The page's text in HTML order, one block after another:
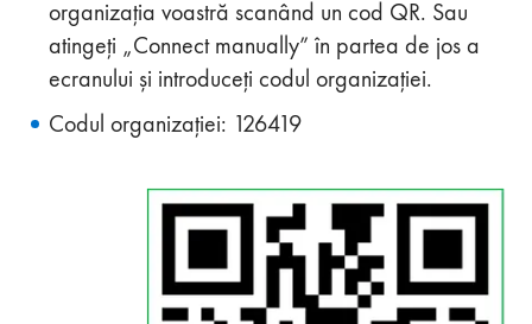
organizația voastră scanând un cod QR. Sau
atingeți „Connect manually” în partea de jos a
ecranului și introduceți codul organizației.
Codul organizației: 126419